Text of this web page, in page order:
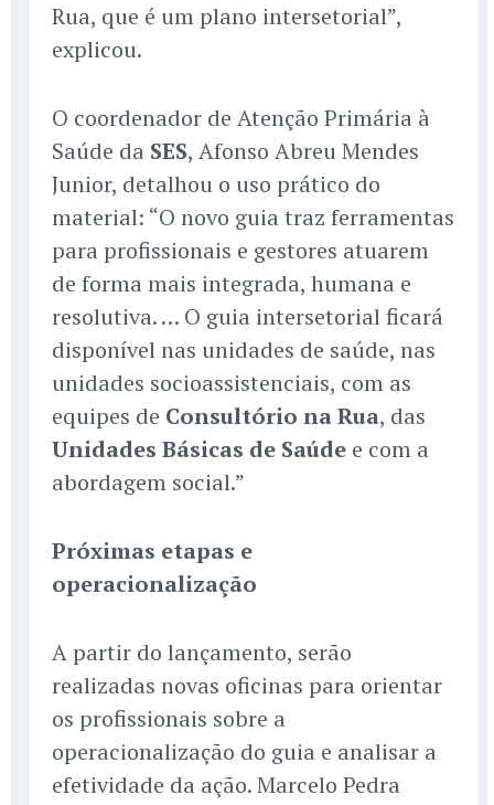
Rua, que é um plano intersetorial”,
explicou.
O coordenador de Atenção Primária à
Saúde da SES, Afonso Abreu Mendes
Junior, detalhou o uso prático do
material: “O novo guia traz ferramentas
para profissionais e gestores atuarem
de forma mais integrada, humana e
resolutiva. … O guia intersetorial ficará
disponível nas unidades de saúde, nas
unidades socioassistenciais, com as
equipes de Consultório na Rua, das
Unidades Básicas de Saúde e com a
abordagem social.”
Próximas etapas e
operacionalização
A partir do lançamento, serão
realizadas novas oficinas para orientar
os profissionais sobre a
operacionalização do guia e analisar a
efetividade da ação. Marcelo Pedra